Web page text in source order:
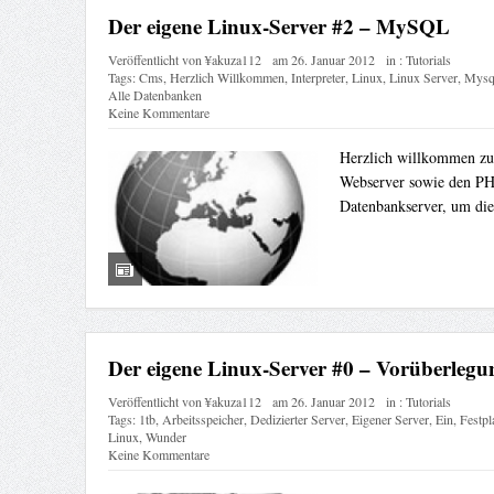
Der eigene Linux-Server #2 – MySQL
Veröffentlicht von¥akuza112 am26. Januar 2012 in :Tutorials
Tags:Cms,Herzlich Willkommen,Interpreter,Linux,Linux Server,
Alle Datenbanken
Keine Kommentare
Herzlich willkommen
Webserver sowie den
Datenbankserver, um
Der eigene Linux-Server #0 –
Veröffentlicht von¥akuza112 am26. Januar 2012 in :Tutorials
Tags: 1tb,Arbeitsspeicher,Dedizierter Server,Eigener Server,Ein,
Linux,Wunder
Keine Kommentare